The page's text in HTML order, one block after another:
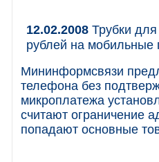
12.02.2008 Трубки
рублей на мобильные
Мининформсвязи
телефона без
микроплатежа
считают ограничение
попадают основные